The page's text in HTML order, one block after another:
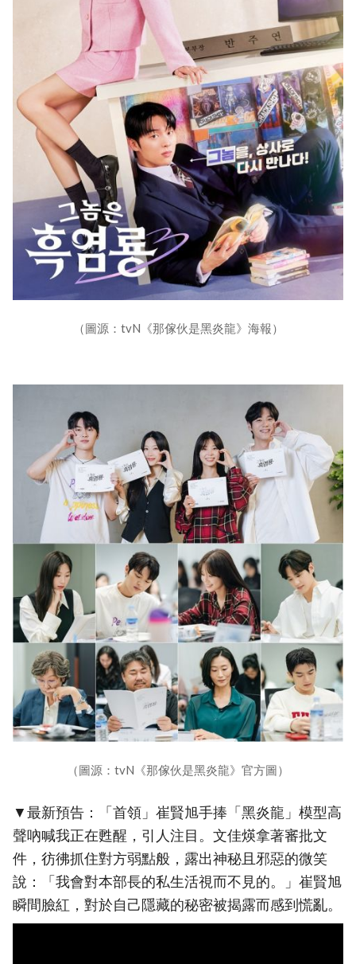
（圖源：tvN《那傢伙是黑炎龍》海報）
（圖源：tvN《那傢伙是黑炎龍》官方圖）
▼最新預告：「首領」崔賢旭手捧「黑炎龍」模型高
聲吶喊我正在甦醒，引人注目。文佳煐拿著審批文
件，彷彿抓住對方弱點般，露出神秘且邪惡的微笑
說：「我會對本部長的私生活視而不見的。」崔賢旭
瞬間臉紅，對於自己隱藏的秘密被揭露而感到慌亂。